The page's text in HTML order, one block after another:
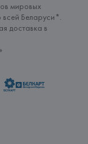
мировых
всей Беларуси*.
доставка в
»